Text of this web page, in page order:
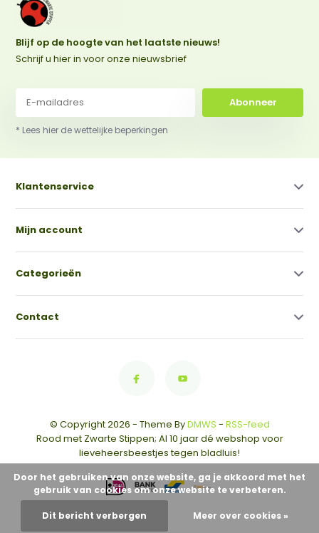
Blijf op de hoogte van het laatste nieuws!
Schrijf u hier in voor onze nieuwsbrief
Abonneer
* Lees hier de wettelijke beperkingen
Klantenservice
Mijn account
Categorieën
Contact
© Copyright 2026 - Theme ByDMWS - RSS-feed
Rood met Zwarte Stippen; Al 10 jaar dé webshop voor
lieveheersbeestjes tegen bladluis!
Door het gebruiken van onze website, ga je akkoord met het
gebruik van cookies om onze website te verbeteren.
Dit bericht verbergen Meer over cookies »